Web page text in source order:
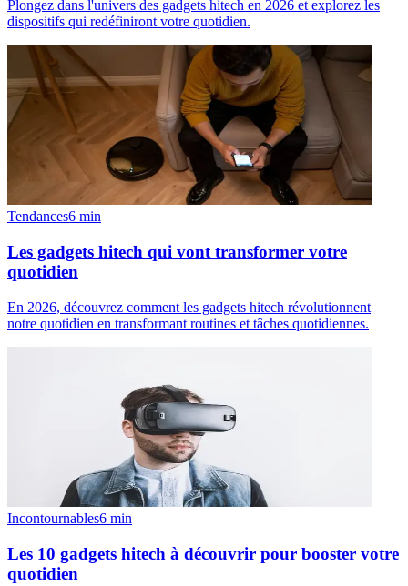
Plongez dans l'univers des gadgets hitech en 2026 et explorez les
dispositifs qui redéfiniront votre quotidien.
Tendances6 min
Les gadgets hitech qui vont transformer votre
quotidien
En 2026, découvrez comment les gadgets hitech révolutionnent
notre quotidien en transformant routines et tâches quotidiennes.
Incontournables6 min
Les 10 gadgets hitech à découvrir pour booster votre
quotidien